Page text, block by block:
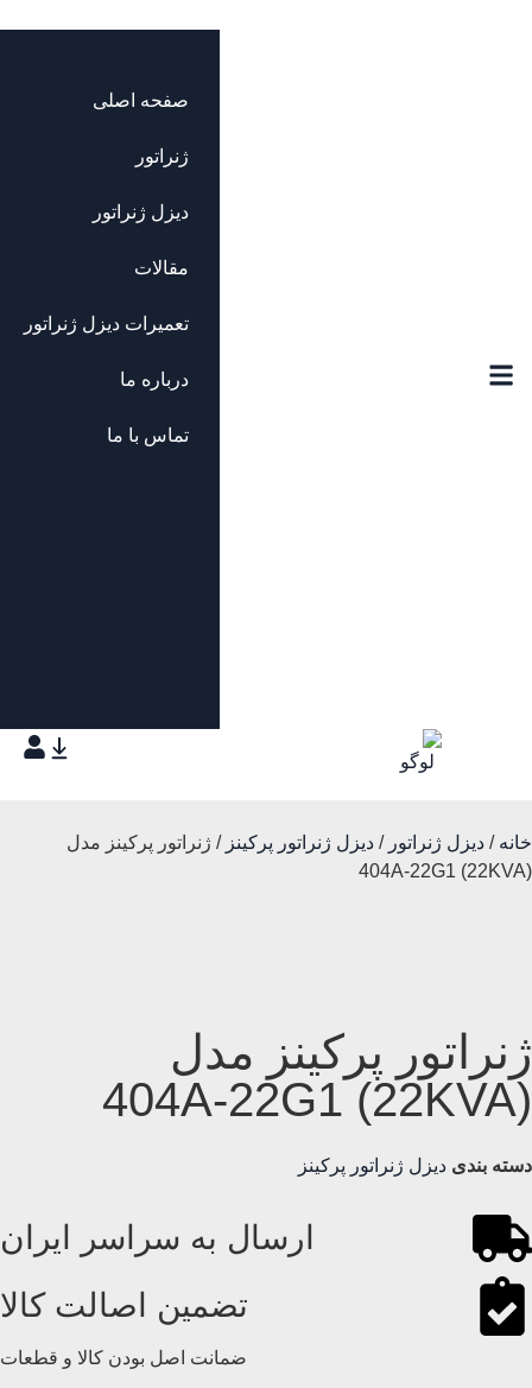
صفحه اصلی
ژنراتور
دیزل ژنراتور
مقالات
تعمیرات دیزل ژنراتور
درباره ما
تماس با ما
خانه / دیزل ژنراتور / دیزل ژنراتور پرکینز / ژنراتور پرکینز مدل
(22KVA) 404A-22G1
ژنراتور پرکینز مدل
(22KVA) 404A-22G1
دسته بندی دیزل ژنراتور پرکینز
ارسال به سراسر ایران
تضمین اصالت کالا
ضمانت اصل بودن کالا و قطعات